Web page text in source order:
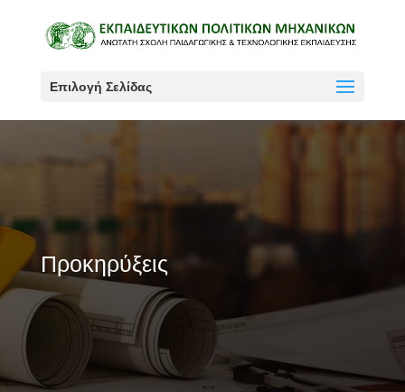
Επιλογή Σελίδας
Προκηρύξεις